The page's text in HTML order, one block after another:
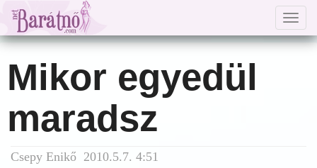
Mikor egyedül
maradsz
Csepy Enikő 2010.5.7. 4:51